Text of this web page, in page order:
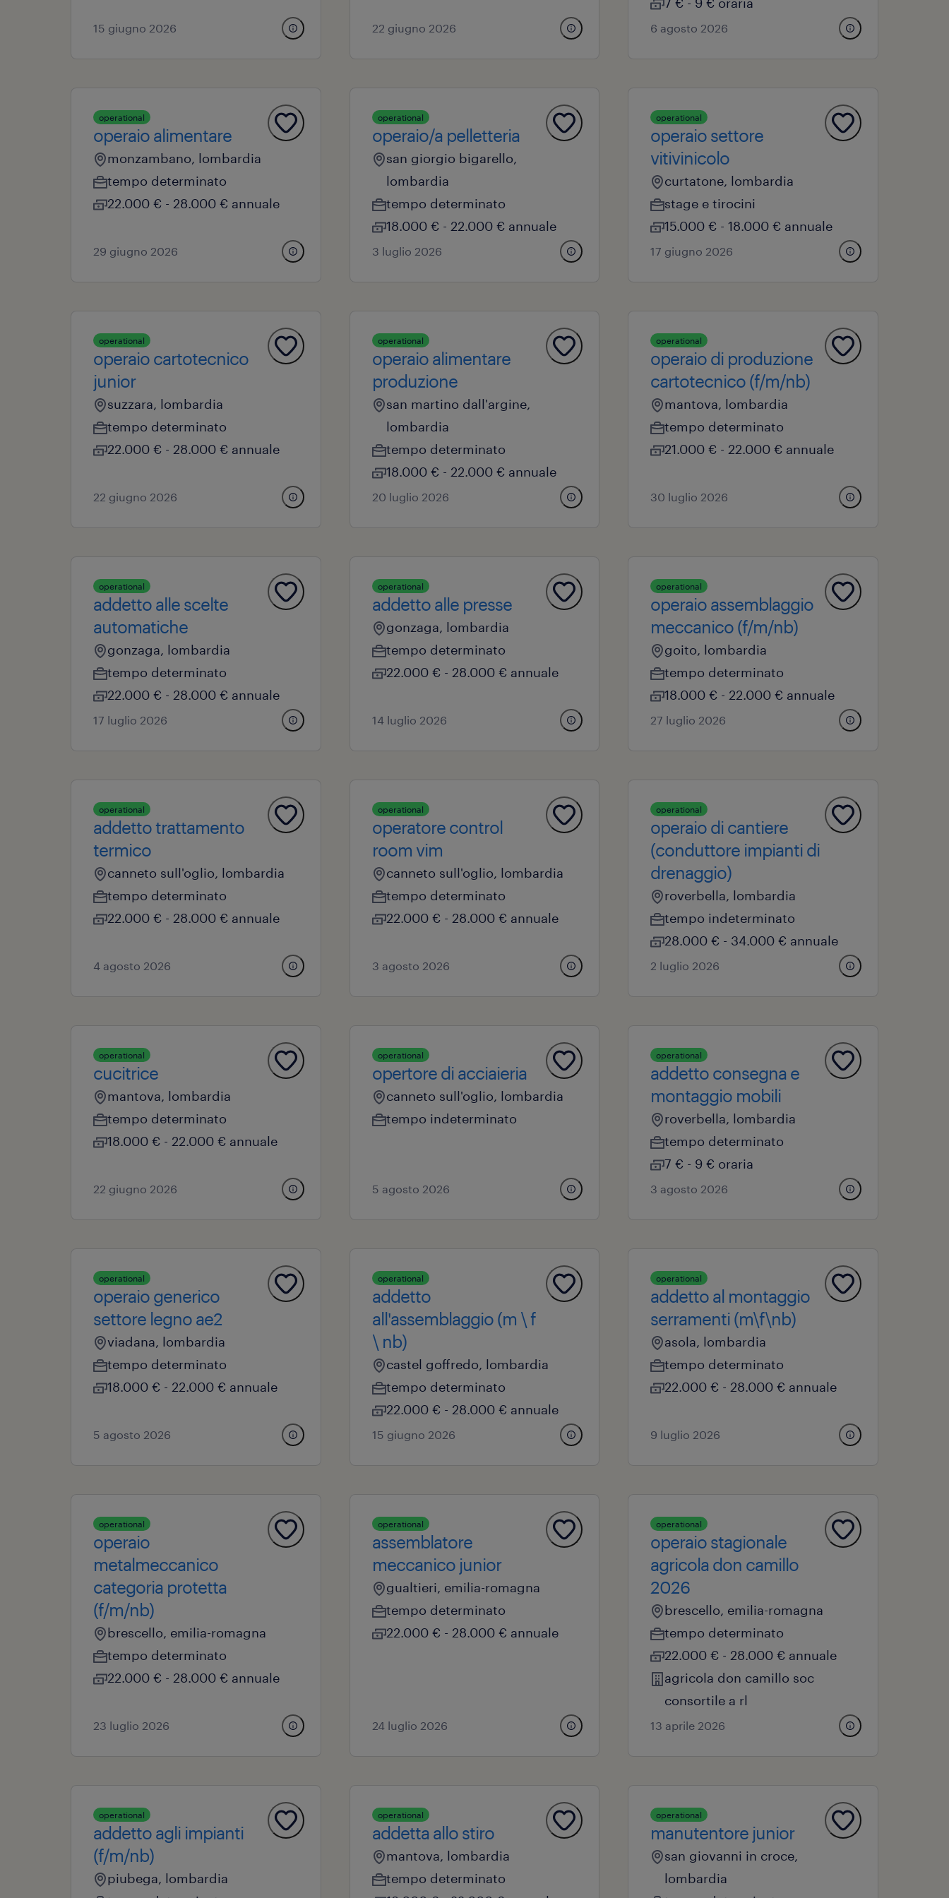
15 giugno 2026 22 giugno 2026 6 agosto 2026
operational
operaio alimentare
monzambano, lombardia
tempo determinato
22.000 € - 28.000 € annuale
29 giugno 2026
operational
operaio/a pelletteria
san giorgio bigarello,
lombardia
tempo determinato
18.000 € - 22.000 € annuale
3 luglio 2026
operational
operaio settore
vitivinicolo
curtatone, lombardia
stage e tirocini
15.000 € - 18.000 € annuale
17 giugno 2026
operational
operaio cartotecnico
junior
suzzara, lombardia
tempo determinato
22.000 € - 28.000 € annuale
22 giugno 2026
operational
operaio alimentare
produzione
san martino dall'argine,
lombardia
tempo determinato
18.000 € - 22.000 € annuale
20 luglio 2026
operational
operaio di produzione
cartotecnico (f/m/nb)
mantova, lombardia
tempo determinato
21.000 € - 22.000 € annuale
30 luglio 2026
operational
addetto alle scelte
automatiche
gonzaga, lombardia
tempo determinato
22.000 € - 28.000 € annuale
17 luglio 2026
operational
addetto alle presse
gonzaga, lombardia
tempo determinato
22.000 € - 28.000 € annuale
14 luglio 2026
operational
operaio assemblaggio
meccanico (f/m/nb)
goito, lombardia
tempo determinato
18.000 € - 22.000 € annuale
27 luglio 2026
operational
addetto trattamento
termico
canneto sull'oglio, lombardia
tempo determinato
22.000 € - 28.000 € annuale
4 agosto 2026
operational
operatore control
room vim
canneto sull'oglio, lombardia
tempo determinato
22.000 € - 28.000 € annuale
3 agosto 2026
operational
operaio di cantiere
(conduttore impianti di
drenaggio)
roverbella, lombardia
tempo indeterminato
28.000 € - 34.000 € annuale
2 luglio 2026
operational
cucitrice
mantova, lombardia
tempo determinato
18.000 € - 22.000 € annuale
22 giugno 2026
operational
opertore di acciaieria
canneto sull'oglio, lombardia
tempo indeterminato
5 agosto 2026
operational
addetto consegna e
montaggio mobili
roverbella, lombardia
tempo determinato
7 € - 9 € oraria
3 agosto 2026
operational
operaio generico
settore legno ae2
viadana, lombardia
tempo determinato
18.000 € - 22.000 € annuale
5 agosto 2026
operational
addetto
all'assemblaggio (m \ f
\ nb)
castel goffredo, lombardia
tempo determinato
22.000 € - 28.000 € annuale
15 giugno 2026
operational
addetto al montaggio
serramenti (m\f\nb)
asola, lombardia
tempo determinato
22.000 € - 28.000 € annuale
9 luglio 2026
operational
operaio
metalmeccanico
categoria protetta
(f/m/nb)
brescello, emilia-romagna
tempo determinato
22.000 € - 28.000 € annuale
23 luglio 2026
operational
assemblatore
meccanico junior
gualtieri, emilia-romagna
tempo determinato
22.000 € - 28.000 € annuale
24 luglio 2026
operational
operaio stagionale
agricola don camillo
2026
brescello, emilia-romagna
tempo determinato
22.000 € - 28.000 € annuale
agricola don camillo soc
consortile a rl
13 aprile 2026
operational
addetto agli impianti
(f/m/nb)
piubega, lombardia
operational
addetta allo stiro
mantova, lombardia
tempo determinato
operational
manutentore junior
san giovanni in croce,
lombardia